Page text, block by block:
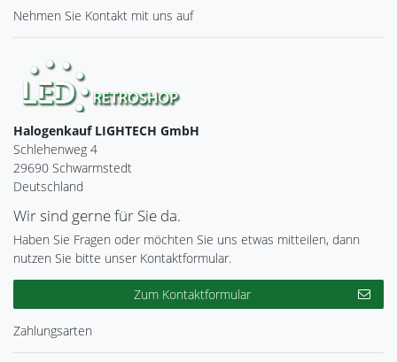
Nehmen Sie Kontakt mit uns auf
Halogenkauf LIGHTECH GmbH
Schlehenweg 4
29690 Schwarmstedt
Deutschland
Wir sind gerne für Sie da.
Haben Sie Fragen oder möchten Sie uns etwas mitteilen, dann
nutzen Sie bitte unser Kontaktformular.
Zum Kontaktformular
Zahlungsarten